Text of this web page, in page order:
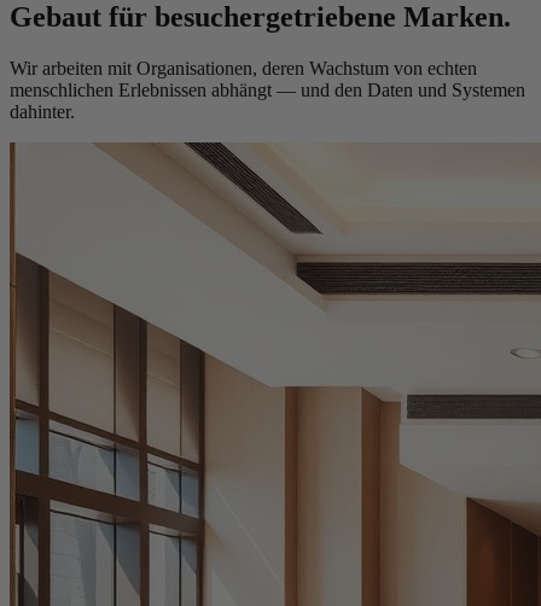
Gebaut für besuchergetriebene Marken.
Wir arbeiten mit Organisationen, deren Wachstum von echten
menschlichen Erlebnissen abhängt — und den Daten und Systemen
dahinter.